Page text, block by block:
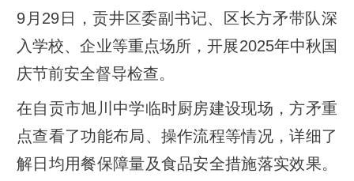
9月29日，贡井区委副书记、区长方矛带队深
入学校、企业等重点场所，开展2025年中秋国
庆节前安全督导检查。
在自贡市旭川中学临时厨房建设现场，方矛重
点查看了功能布局、操作流程等情况，详细了
解日均用餐保障量及食品安全措施落实效果。